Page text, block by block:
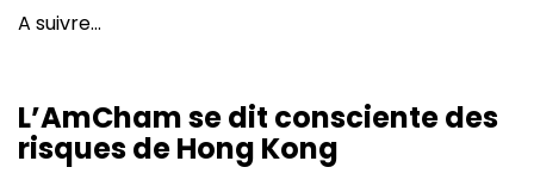
A suivre…
L’AmCham se dit consciente des
risques de Hong Kong